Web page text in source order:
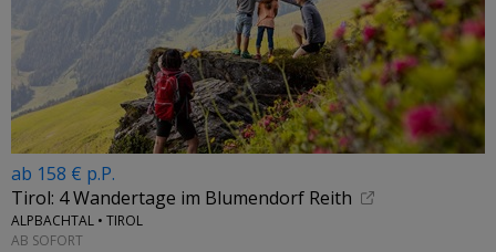
ab 158 € p.P.
Tirol: 4 Wandertage im Blumendorf Reith
ALPBACHTAL • TIROL
AB SOFORT